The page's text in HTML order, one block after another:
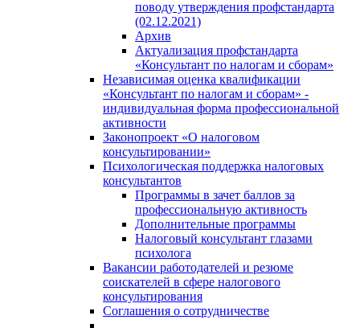
поводу утверждения профстандарта
(02.12.2021)
Архив
Актуализация профстандарта
«Консультант по налогам и сборам»
Независимая оценка квалификации
«Консультант по налогам и сборам» -
индивидуальная форма профессиональной
активности
Законопроект «О налоговом
консультировании»
Психологическая поддержка налоговых
консультантов
Программы в зачет баллов за
профессиональную активность
Дополнительные программы
Налоговый консультант глазами
психолога
Вакансии работодателей и резюме
соискателей в сфере налогового
консультирования
Соглашения о сотрудничестве